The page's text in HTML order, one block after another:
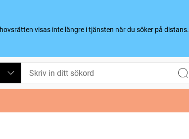
visas inte längre i tjänsten när du söker på distans.